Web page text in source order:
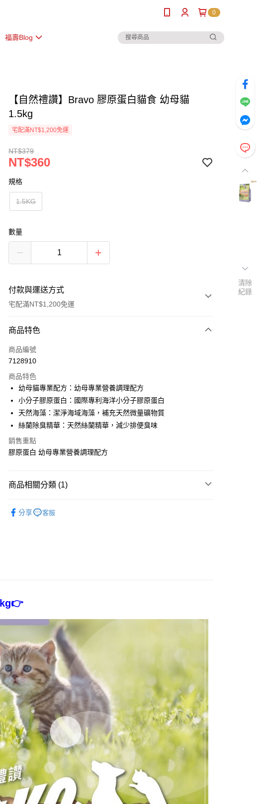
0
福壽Blog
【自然禮讚】Bravo 膠原蛋白貓食 幼母貓
1.5kg
宅配滿NT$1,200免運
NT$379
NT$360
規格
1.5KG
數量
付款與運送方式
宅配滿NT$1,200免運
付款方式
信用卡一次付款
ATM付款
運送方式
常溫宅配
每筆NT$120，滿NT$1,200(含以上)免運費
商品特色
商品編號
7128910
商品特色
幼母貓專業配方：幼母專業營養調理配方
小分子膠原蛋白：國際專利海洋小分子膠原蛋白
天然海藻：潔淨海域海藻，補充天然微量礦物質
絲蘭除臭精華：天然絲蘭精華，減少排便臭味
銷售重點
膠原蛋白 幼母專業營養調理配方
商品相關分類 (1)
分享
客服
清除
紀錄